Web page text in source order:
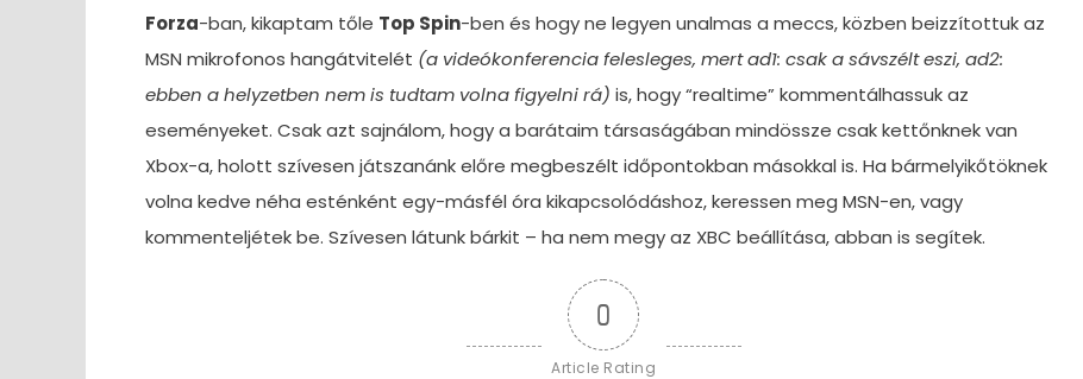
Forza-ban, kikaptam tőle Top Spin-ben és hogy ne legyen unalmas a meccs, közben beizzítottuk az
MSN mikrofonos hangátvitelét (a videókonferencia felesleges, mert ad1: csak a sávszélt eszi, ad2:
ebben a helyzetben nem is tudtam volna figyelni rá) is, hogy “realtime” kommentálhassuk az
eseményeket. Csak azt sajnálom, hogy a barátaim társaságában mindössze csak kettőnknek van
Xbox-a, holott szívesen játszanánk előre megbeszélt időpontokban másokkal is. Ha bármelyikőtöknek
volna kedve néha esténként egy-másfél óra kikapcsolódáshoz, keressen meg MSN-en, vagy
kommenteljétek be. Szívesen látunk bárkit – ha nem megy az XBC beállítása, abban is segítek.
0
Article Rating